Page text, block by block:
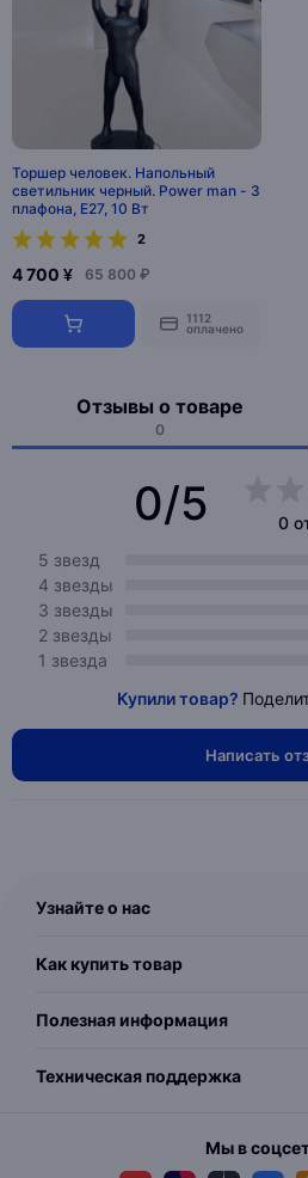
Торшер человек. Напольный
светильник черный. Power man - 3
плафона, E27, 10 Вт
2
4 700 ¥ 65 800 ₽
1112
оплачено
Отзывы о товаре
0
0/5
0
5 звезд
4 звезды
3 звезды
2 звезды
1 звезда
Купили товар?
Написать
Узнайте о нас
Как купить товар
Полезная информация
Техническая поддержка
Мы в